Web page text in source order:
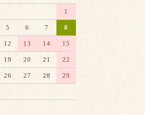
1
5 6 7 8
12 13 14 15
19 20 21 22
26 27 28 29